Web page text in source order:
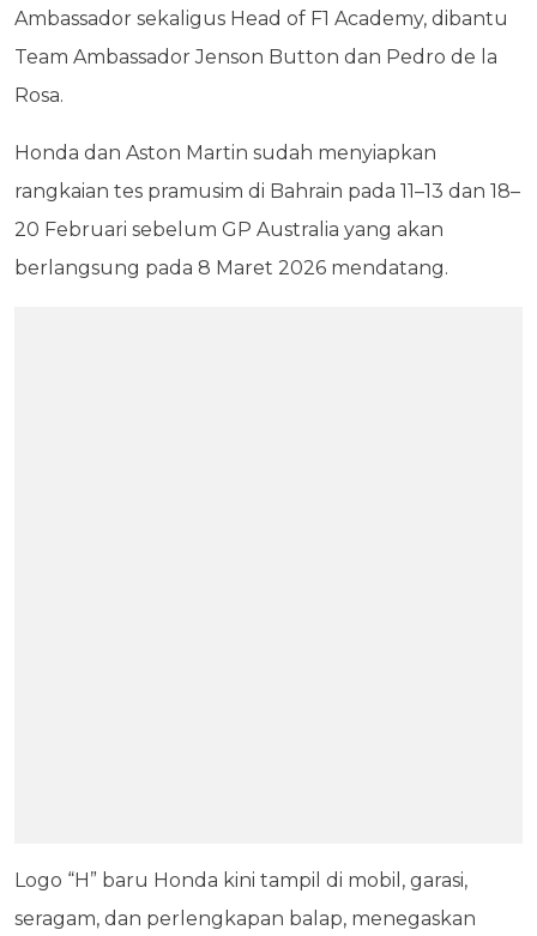
Ambassador sekaligus Head of F1 Academy, dibantu
Team Ambassador Jenson Button dan Pedro de la
Rosa.
Honda dan Aston Martin sudah menyiapkan
rangkaian tes pramusim di Bahrain pada 11–13 dan 18–
20 Februari sebelum GP Australia yang akan
berlangsung pada 8 Maret 2026 mendatang.
Logo “H” baru Honda kini tampil di mobil, garasi,
seragam, dan perlengkapan balap, menegaskan